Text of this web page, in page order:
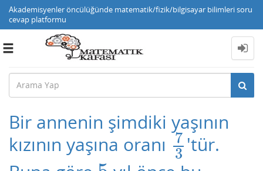
Akademisyenler öncülüğünde matematik/fizik/bilgisayar bilimleri soru
cevap platformu
Toggle
Bir annenin şimdiki yaşının
kızının yaşına oranı 7
3
73'tür.